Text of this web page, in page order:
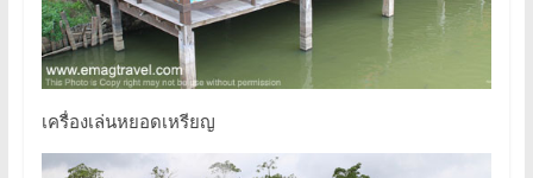
เครื่องเล่นหยอดเหรียญ